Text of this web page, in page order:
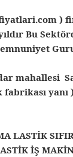
)
Bu
mahallesi
yanı
LASTİK
İŞ